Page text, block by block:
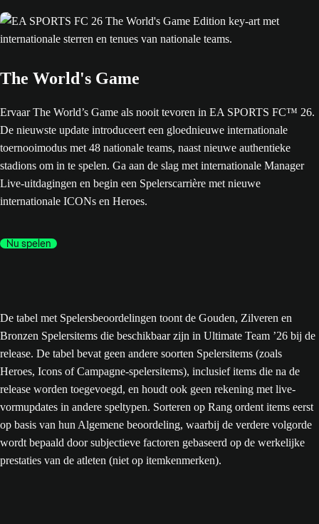
The World's Game
Ervaar The World’s Game als nooit tevoren in EA SPORTS FC™ 26.
De nieuwste update introduceert een gloednieuwe internationale
toernooimodus met 48 nationale teams, naast nieuwe authentieke
stadions om in te spelen. Ga aan de slag met internationale Manager
Live-uitdagingen en begin een Spelerscarrière met nieuwe
internationale ICONs en Heroes.
Nu spelen
De tabel met Spelersbeoordelingen toont de Gouden, Zilveren en
Bronzen Spelersitems die beschikbaar zijn in Ultimate Team ’26 bij de
release. De tabel bevat geen andere soorten Spelersitems (zoals
Heroes, Icons of Campagne-spelersitems), inclusief items die na de
release worden toegevoegd, en houdt ook geen rekening met live-
vormupdates in andere speltypen. Sorteren op Rang ordent items eerst
op basis van hun Algemene beoordeling, waarbij de verdere volgorde
wordt bepaald door subjectieve factoren gebaseerd op de werkelijke
prestaties van de atleten (niet op itemkenmerken).